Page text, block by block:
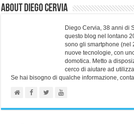
About Diego Cervia
Diego Cervia, 38 anni di
questo blog nel lontano
sono gli smartphone (nel
nuove tecnologie, con
domotica. Metto a
cerco di aiutare ad
Se hai bisogno di qualche informazione,